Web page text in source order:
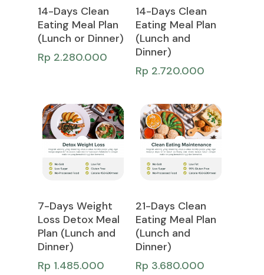
Add To Cart
14-Days Clean
Eating Meal Plan
(Lunch or Dinner)
Rp 2.280.000
Add To Cart
14-Days Clean
Eating Meal Plan
(Lunch and
Dinner)
Rp 2.720.000
Add To Cart
7-Days Weight
Loss Detox Meal
Plan (Lunch and
Dinner)
Rp 1.485.000
Add To Cart
21-Days Clean
Eating Meal Plan
(Lunch and
Dinner)
Rp 3.680.000